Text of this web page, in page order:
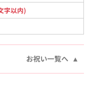
字以内)
お祝い一覧へ